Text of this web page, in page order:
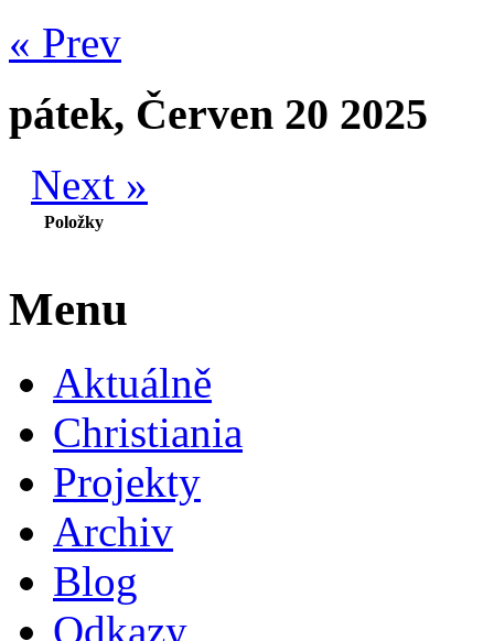
« Prev
pátek, Červen 20 2025
Next »
Položky
Menu
Aktuálně
Christiania
Projekty
Archiv
Blog
Odkazy